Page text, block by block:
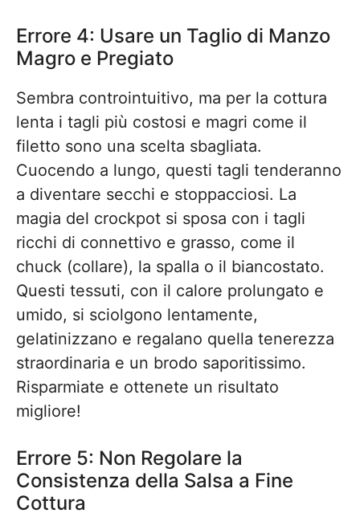
Errore 4: Usare un Taglio di Manzo
Magro e Pregiato
Sembra controintuitivo, ma per la cottura
lenta i tagli più costosi e magri come il
filetto sono una scelta sbagliata.
Cuocendo a lungo, questi tagli tenderanno
a diventare secchi e stoppacciosi. La
magia del crockpot si sposa con i tagli
ricchi di connettivo e grasso, come il
chuck (collare), la spalla o il biancostato.
Questi tessuti, con il calore prolungato e
umido, si sciolgono lentamente,
gelatinizzano e regalano quella tenerezza
straordinaria e un brodo saporitissimo.
Risparmiate e ottenete un risultato
migliore!
Errore 5: Non Regolare la
Consistenza della Salsa a Fine
Cottura